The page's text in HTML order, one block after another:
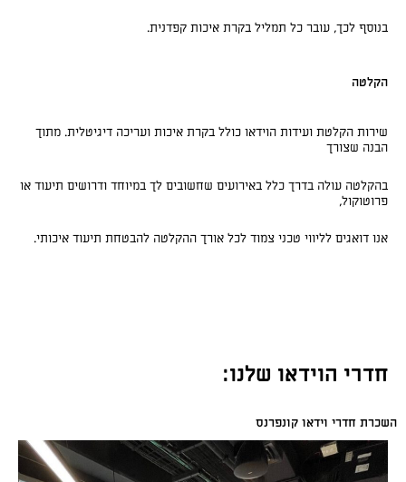
בנוסף לכך, עובר כל תמליל בקרת איכות קפדנית.
הקלטה
שירות הקלטת ועידות הוידאו כולל בקרת איכות ועריכה דיגיטלית. מתוך
הבנה שצורך
בהקלטה עולה בדרך כלל באירועים שחשובים לך במיוחד ודרושים תיעוד או
פרוטוקול,
אנו דואגים לליווי טכני צמוד לכל אורך ההקלטה להבטחת תיעוד איכותי.
חדרי הוידאו שלנו:
השכרת חדרי וידאו קונפרנס